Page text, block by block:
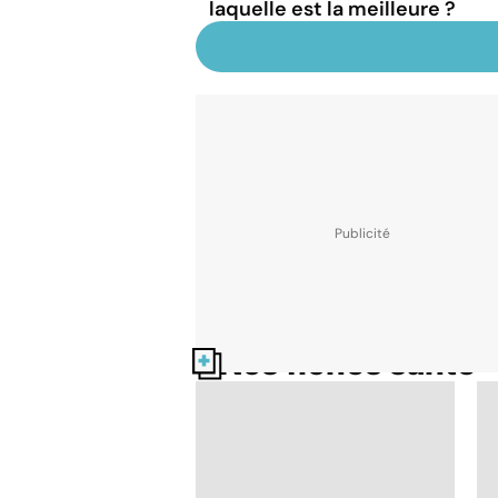
laquelle est la meilleure ?
Nos fiches santé